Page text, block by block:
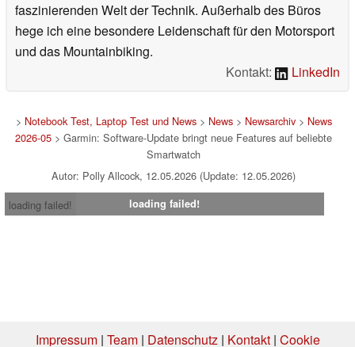
faszinierenden Welt der Technik. Außerhalb des Büros
hege ich eine besondere Leidenschaft für den Motorsport
und das Mountainbiking.
Kontakt:
LinkedIn
> Notebook Test, Laptop Test und News> News> Newsarchiv> News
2026-05 > Garmin: Software-Update bringt neue Features auf beliebte
Smartwatch
Autor: Polly Allcock, 12.05.2026 (Update: 12.05.2026)
loading failed!
loading failed!
Impressum| Team| Datenschutz| Kontakt| Cookie